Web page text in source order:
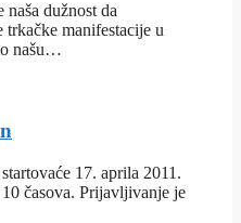
naša dužnost da
trkačke manifestacije u
našu…
17. aprila 2011.
časova. Prijavljivanje je